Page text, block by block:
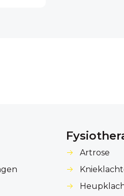
Artrose